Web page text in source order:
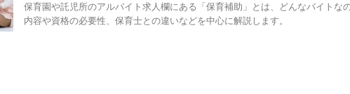
保育園や託児所のアルバイト求人欄にある「保育補助」とは、どんなバイトな
内容や資格の必要性、保育士との違いなどを中心に解説します。